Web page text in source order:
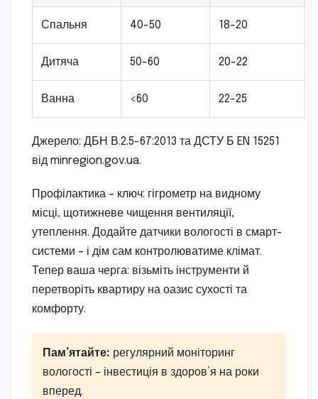
Спальня 40-50 18-20
Дитяча 50-60 20-22
Ванна <60 22-25
Джерело: ДБН В.2.5-67:2013 та ДСТУ Б EN 15251
від minregion.gov.ua.
Профілактика – ключ: гігрометр на видному
місці, щотижневе чищення вентиляції,
утеплення. Додайте датчики вологості в смарт-
системи – і дім сам контролюватиме клімат.
Тепер ваша черга: візьміть інструменти й
перетворіть квартиру на оазис сухості та
комфорту.
Пам’ятайте: регулярний моніторинг
вологості – інвестиція в здоров’я на роки
вперед.